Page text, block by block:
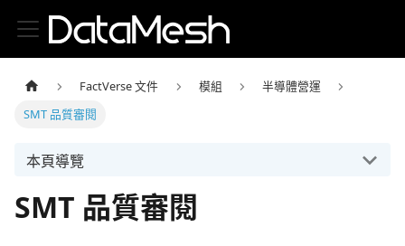
FactVerse 文件 模組
半導體營運
SMT 品質審閱
本頁導覽
SMT 品質審閱